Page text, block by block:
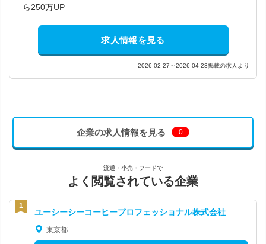
ら250万UP
求人情報を見る
2026-02-27～2026-04-23掲載の求人より
企業の求人情報を見る 0
流通・小売・フードで
よく閲覧されている企業
ユーシーシーコーヒープロフェッショナル株式会社
東京都